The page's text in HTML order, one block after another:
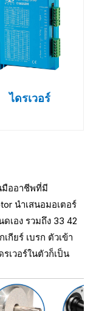
ไดรเวอร์
มืออาชีพที่มี
นำเสนอมอเตอร์
เอง รวมถึง 33 42
กียร์ เบรก ตัวเข้า
เวอร์ในตัวก็เป็น